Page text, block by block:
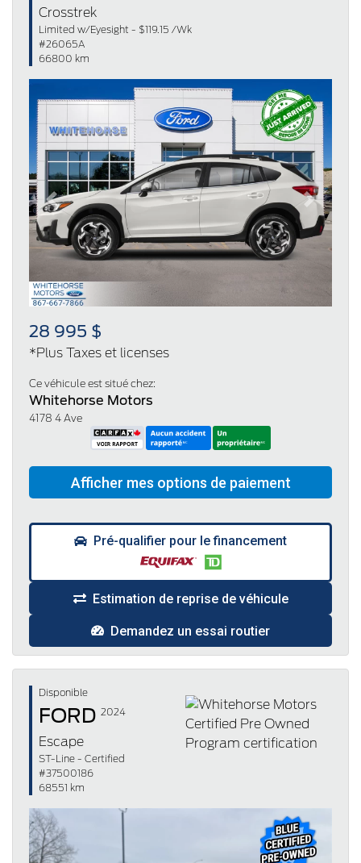
Crosstrek
Limited w/Eyesight - $119.15 /Wk
#26065A
66800 km
Previous Next
28 995 $
*Plus Taxes et licenses
Ce véhicule est situé chez:
Whitehorse Motors
4178 4 Ave
Pré-qualifier pour le financement
Estimation de reprise de véhicule
Demandez un essai routier
Disponible
FORD 2024
Escape
ST-Line - Certified
#37500186
68551 km